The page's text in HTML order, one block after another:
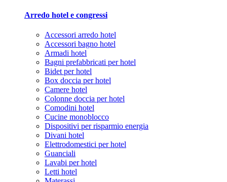
Arredo hotel e congressi
Accessori arredo hotel
Accessori bagno hotel
Armadi hotel
Bagni prefabbricati per hotel
Bidet per hotel
Box doccia per hotel
Camere hotel
Colonne doccia per hotel
Comodini hotel
Cucine monoblocco
Dispositivi per risparmio energia
Divani hotel
Elettrodomestici per hotel
Guanciali
Lavabi per hotel
Letti hotel